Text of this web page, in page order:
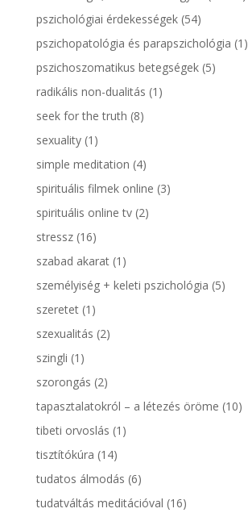
pszichológiai érdekességek(54)
pszichopatológia és parapszichológia (1)
pszichoszomatikus betegségek(5)
radikális non-dualitás (1)
seek for the truth (8)
sexuality(1)
simple meditation (4)
spirituális filmek online (3)
spirituális online tv(2)
stressz(16)
szabad akarat(1)
személyiség + keleti pszichológia (5)
szeretet(1)
szexualitás (2)
szingli (1)
szorongás (2)
tapasztalatokról – a létezés öröme (10)
tibeti orvoslás (1)
tisztítókúra (14)
tudatos álmodás (6)
tudatváltás meditációval (16)